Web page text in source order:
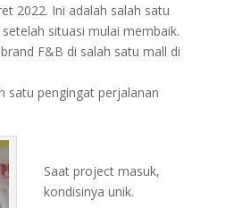
2022. Ini adalah salah satu
situasi mulai membaik.
F&B di salah satu mall di
satu pengingat perjalanan
Saat project masuk,
kondisinya unik.